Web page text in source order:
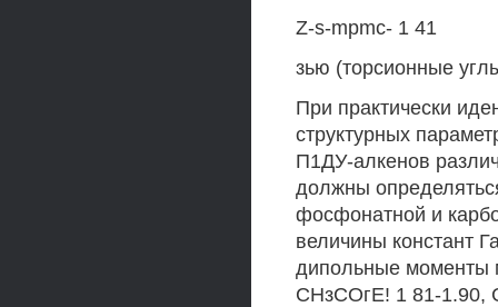
Z-s-mpmc- 1 41
зью (торсионные
При практически
структурных
П1ДУ-алкенов
должны
фосфонатной и
величины констант
дипольные моменты
СНзСОгЕ! 1 81-